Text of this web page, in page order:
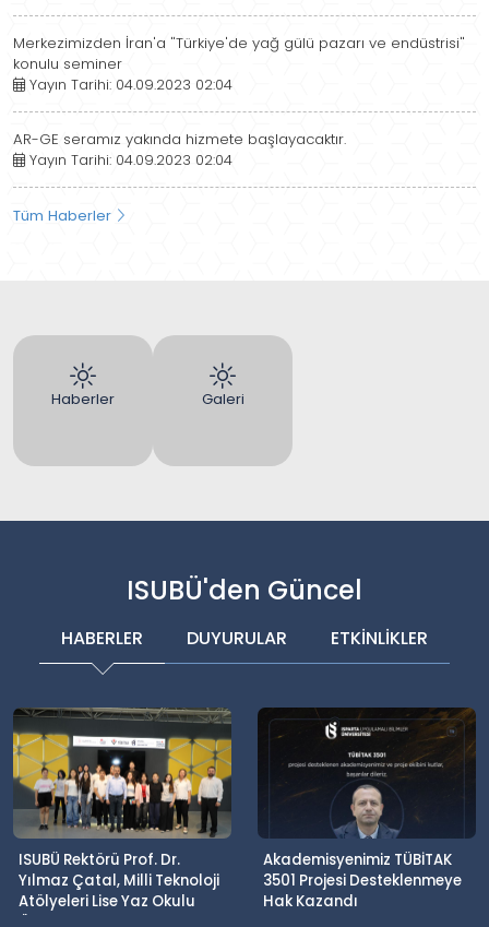
Merkezimizden İran'a "Türkiye'de yağ gülü pazarı ve endüstrisi"
konulu seminer
Yayın Tarihi: 04.09.2023 02:04
AR-GE seramız yakında hizmete başlayacaktır.
Yayın Tarihi: 04.09.2023 02:04
Tüm Haberler
Haberler Galeri
ISUBÜ'den Güncel
HABERLER DUYURULAR ETKİNLİKLER
ISUBÜ Rektörü Prof. Dr.
Yılmaz Çatal, Milli Teknoloji
Atölyeleri Lise Yaz Okulu
Öğrencileriyle Buluştu
Akademisyenimiz TÜBİTAK
3501 Projesi Desteklenmeye
Hak Kazandı